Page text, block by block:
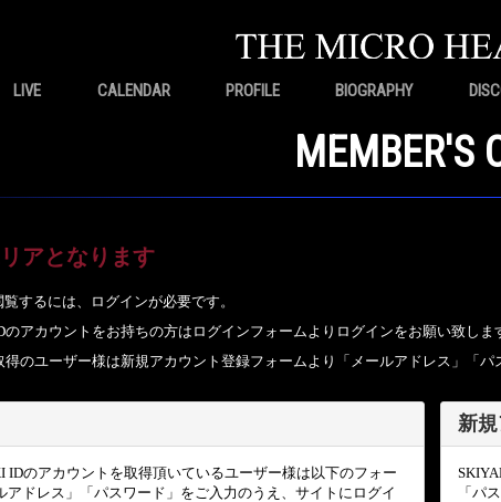
LIVE CALENDAR PROFILE BIOGRAPHY
MEMBER'S
アとなります
するには、ログインが必要です。
アカウントをお持ちの方はログインフォームよりログインをお願い致しま
得のユーザー様は新規アカウント登録フォームより「メールアドレス」「
IDのアカウントを取得頂いているユーザー様は以下のフォー
アドレス」「パスワード」をご入力のうえ、サイトにログイ
新
「パ